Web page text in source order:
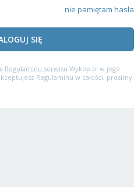
nie pamiętam hasła
SIĘ
Regulaminu serwisu Wykop.pl w jego
Regulaminu w całości, prosimy